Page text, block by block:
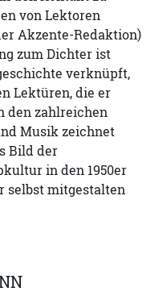
von Lektoren
Akzente-Redaktion)
zum Dichter ist
verknüpft,
Lektüren, die er
den zahlreichen
Musik zeichnet
Bild der
in den 1950er
selbst mitgestalten